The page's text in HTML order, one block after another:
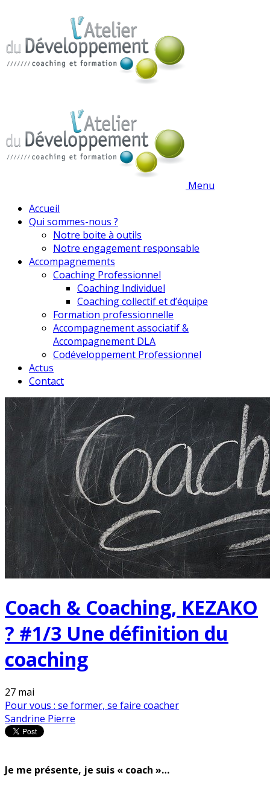
Menu
Accueil
Qui sommes-nous ?
Notre boite à outils
Notre engagement responsable
Accompagnements
Coaching Professionnel
Coaching Individuel
Coaching collectif et d’équipe
Formation professionnelle
Accompagnement associatif &
Accompagnement DLA
Codéveloppement Professionnel
Actus
Contact
Coach & Coaching, KEZAKO
? #1/3 Une définition du
coaching
27 mai
Pour vous : se former, se faire coacher
Sandrine Pierre
Je me présente, je suis « coach »…